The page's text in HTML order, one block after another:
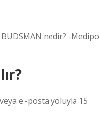
nedir? -
e -posta yoluyla 15